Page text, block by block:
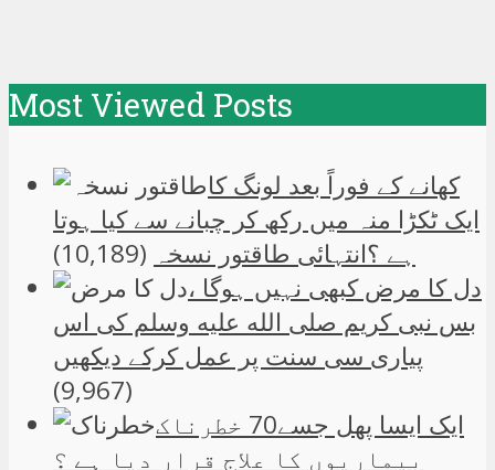
Most Viewed Posts
کھانے کے فوراً بعد لونگ کا
ایک ٹکڑا منہ میں رکھ کر چبانے سے کیا ہوتا
ہے ؟انتہائی طاقتور نسخہ (10,189)
دل کا مرض کبھی نہیں ہوگا ،
بس نبی کریم صلی الله علیه وسلم کی اس
پیاری سی سنت پر عمل کرکے دیکھیں
(9,967)
ایک ایسا پھل جسے70 خطرناک
بیماریوں کا علاج قرار دیا ہے ؟